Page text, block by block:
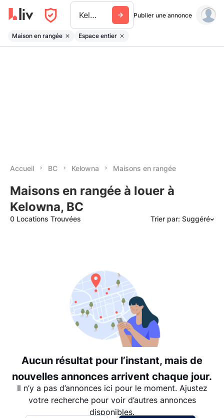
Kelowna Publier une annonce
Maison en rangée Espace entier
Accueil BC Kelowna Maisons en rangée
Maisons en rangée à louer à
Kelowna, BC
0 Locations Trouvées Trier par: Suggéré
Date: les plus anciens d’abord
Aucun résultat pour l’instant, mais de
nouvelles annonces arrivent chaque jour.
Il n’y a pas d’annonces ici pour le moment. Ajustez
votre recherche pour voir d’autres annonces
disponibles.